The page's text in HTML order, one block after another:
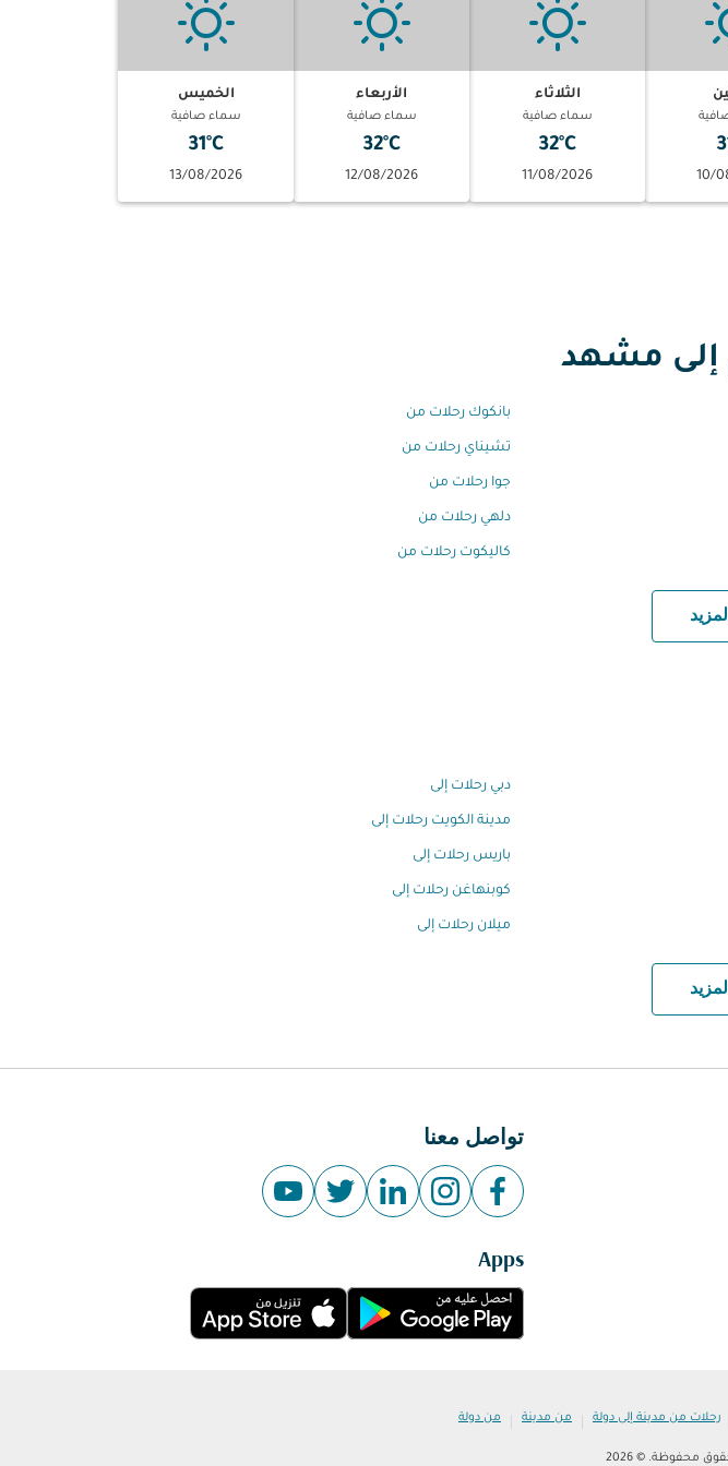
10/
الثلاثاء
سماء صافية
32°C
11/08/2026
الأربعاء
سماء صافية
32°C
12/08/2026
الخميس
سماء صافية
31°C
13/08/2026
إلى مشهد
بانكوك رحلات من
تشيناي رحلات من
جوا رحلات من
دلهي رحلات من
كاليكوت رحلات من
دبي رحلات إلى
مدينة الكويت رحلات إلى
باريس رحلات إلى
كوبنهاغن رحلات إلى
ميلان رحلات إلى
تواصل معنا
Apps
رحلات من مدينة إلى دولة | من مدينة | من دولة
محفوظة. © 2026